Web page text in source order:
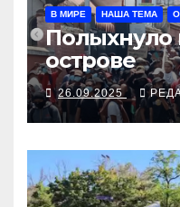
В МИРЕ НАША ТЕМА
Полыхнуло
острове
26.09.2025